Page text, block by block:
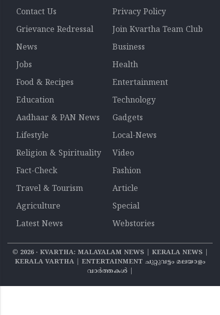
Contact Us
Privacy Policy
Grievance Redressal
Join Kvartha Team Club
News
Business
Jobs
Health
Food & Recipes
Entertainment
Education
Technology
Aadhaar & PAN News
Gadgets
Lifestyle
Local-News
Religion & Spirituality
Video
Fact-Check
Fashion
Travel & Tourism
Article
Agriculture
Special
Latest News
Webstories
© 2026‧ KVARTHA: MALAYALAM NEWS | KERALA NEWS |
KERALA VARTHA | ENTERTAINMENT ചുറ്റുവട്ടം മലയാളം
വാര്‍ത്തകൾ |